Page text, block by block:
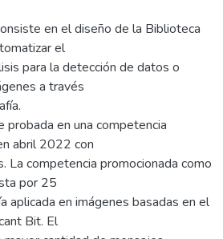
en el diseño de la Biblioteca
el
para la detección de datos o
a través
probada en una competencia
abril 2022 con
La competencia promocionada como
por 25
aplicada en imágenes basadas en el
Bit. El